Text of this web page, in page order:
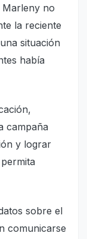
Marleny no
la reciente
situación
había
campaña
y lograr
sobre el
comunicarse